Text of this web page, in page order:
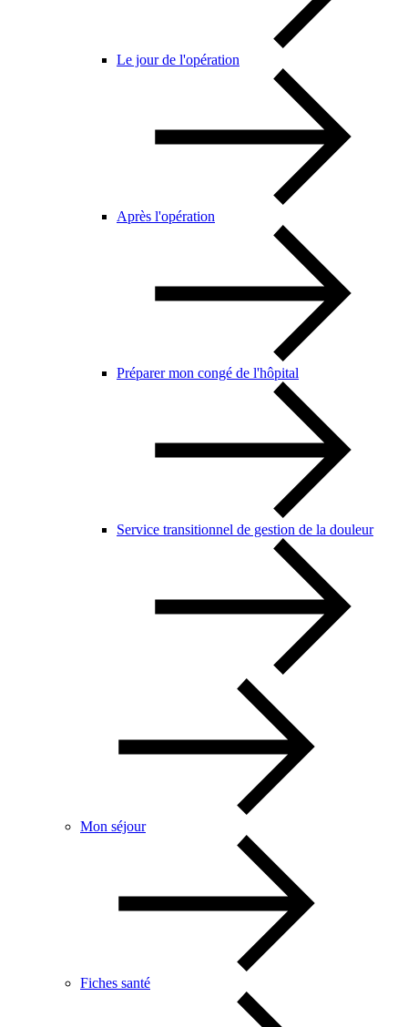
Le jour de l'opération
Après l'opération
Préparer mon congé de l'hôpital
Service transitionnel de gestion de la douleur
Mon séjour
Fiches santé